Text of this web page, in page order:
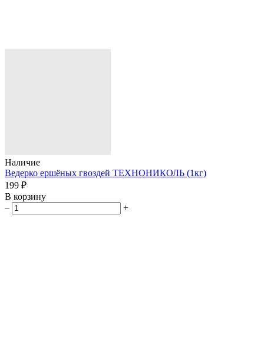
Наличие
Ведерко ершёных гвоздей ТЕХНОНИКОЛЬ (1кг)
199 ₽
В корзину
–
+